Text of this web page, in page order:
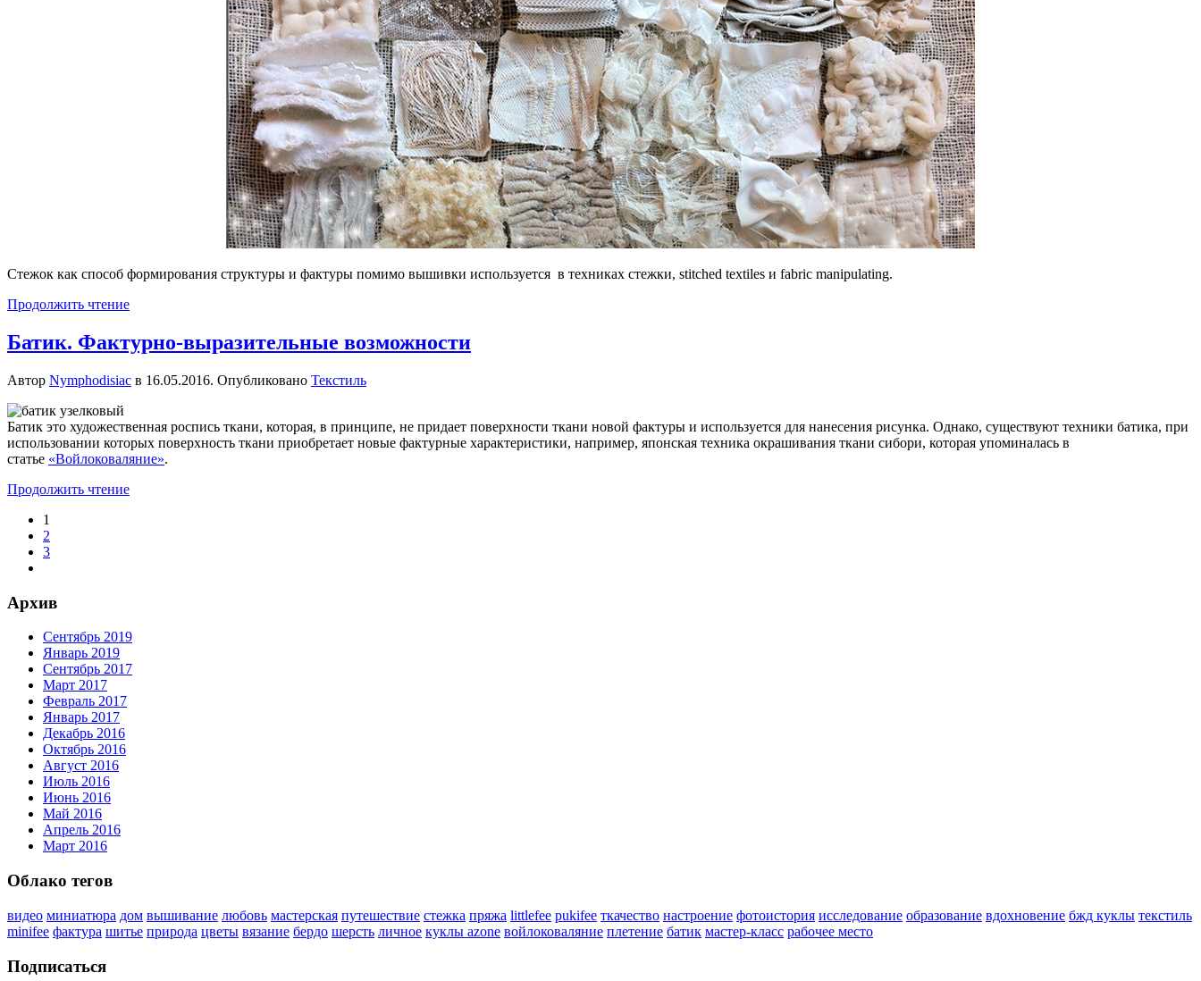
Стежок как способ формирования структуры и фактуры помимо вышивки используется в техниках стежки, stitched textiles и fabric manipulating.
Продолжить чтение
Батик. Фактурно-выразительные возможности
Автор Nymphodisiac в 16.05.2016. Опубликовано Текстиль
Батик это художественная роспись ткани, которая, в принципе, не придает поверхности ткани новой фактуры и используется для нанесения рисунка. Однако, существуют техники батика, при
использовании которых поверхность ткани приобретает новые фактурные характеристики, например, японская техника окрашивания ткани сибори, которая упоминалась в
статье «Войлоковаляние».
Продолжить чтение
1
2
3
Архив
Сентябрь 2019
Январь 2019
Сентябрь 2017
Март 2017
Февраль 2017
Январь 2017
Декабрь 2016
Октябрь 2016
Август 2016
Июль 2016
Июнь 2016
Май 2016
Апрель 2016
Март 2016
Облако тегов
видео миниатюра дом вышивание любовь мастерская путешествие стежка пряжа littlefee pukifee ткачество настроение фотоистория исследование образование вдохновение бжд куклы текстиль
minifee фактура шитье природа цветы вязание бердо шерсть личное куклы azone войлоковаляние плетение батик мастер-класс рабочее место
Подписаться